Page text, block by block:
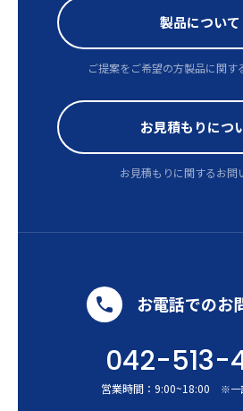
製品について
ご提案をご希望の方製品に関す
お見積もりにつ
お見積もりに関するお問
お電話でのお
042-513-
営業時間： 9:00~18:00 ※一